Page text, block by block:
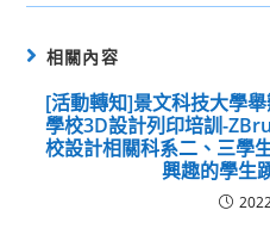
相關內容
[活動轉知]景文科技大學
學校3D設計列印培訓-
校設計相關科系二、三學
興趣的學生